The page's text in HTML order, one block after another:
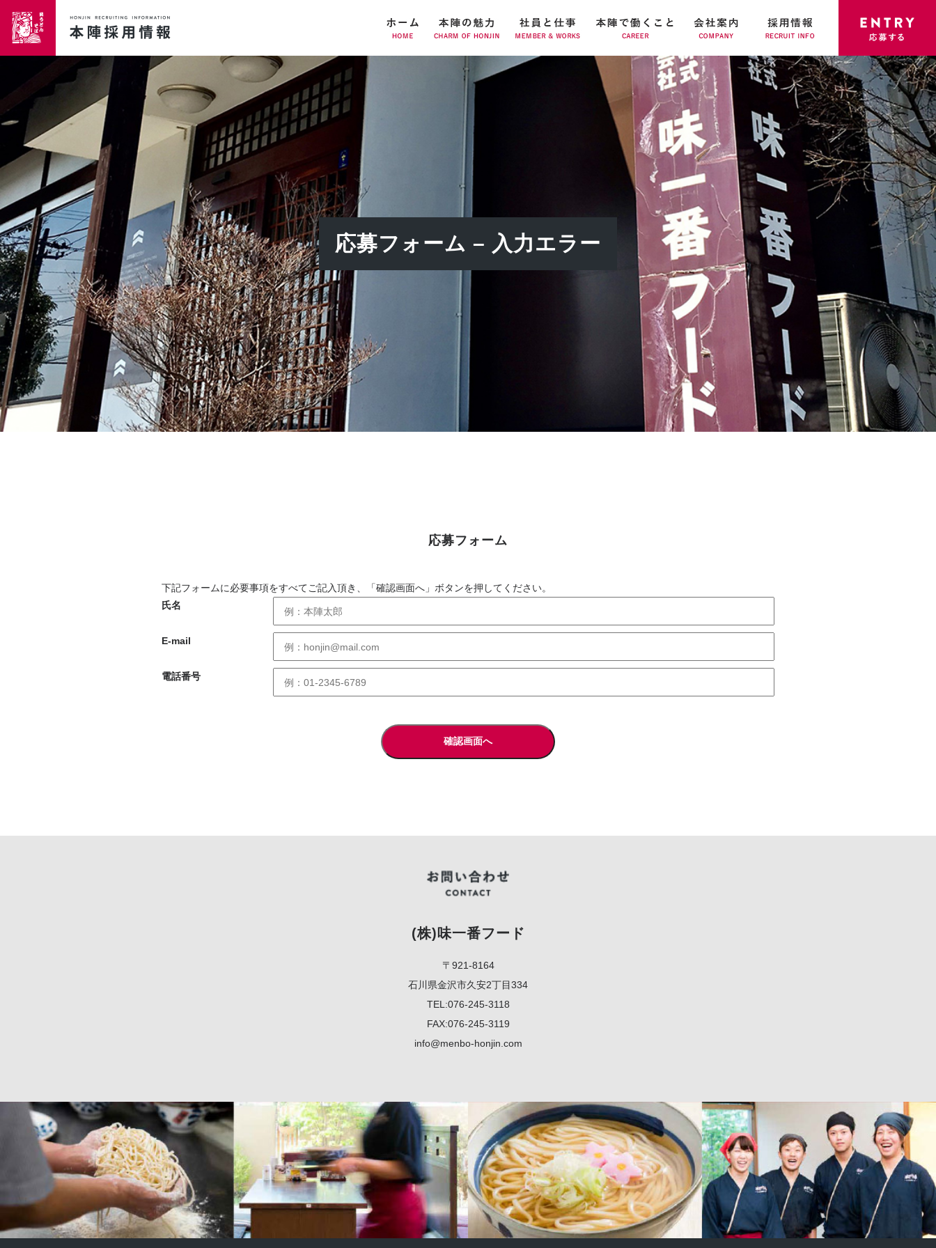
応募フォーム – 入力エラー
応募フォーム
下記フォームに必要事項をすべてご記入頂き、「確認画面へ」ボタンを押してください。
氏名
E-mail
電話番号
(株)味一番フード
〒921-8164
石川県金沢市久安2丁目334
TEL:076-245-3118
FAX:076-245-3119
info@menbo-honjin.com